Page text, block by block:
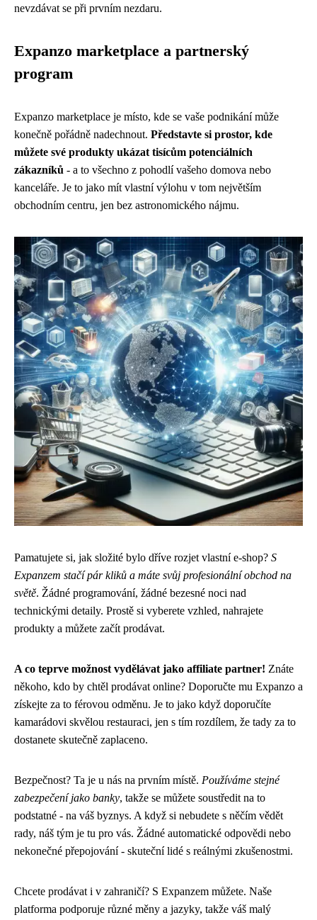
nevzdávat se při prvním nezdaru.
Expanzo marketplace a partnerský
program
Expanzo marketplace je místo, kde se vaše podnikání může
konečně pořádně nadechnout. Představte si prostor, kde
můžete své produkty ukázat tisícům potenciálních
zákazníků - a to všechno z pohodlí vašeho domova nebo
kanceláře. Je to jako mít vlastní výlohu v tom největším
obchodním centru, jen bez astronomického nájmu.
Pamatujete si, jak složité bylo dříve rozjet vlastní e-shop? S
Expanzem stačí pár kliků a máte svůj profesionální obchod na
světě. Žádné programování, žádné bezesné noci nad
technickými detaily. Prostě si vyberete vzhled, nahrajete
produkty a můžete začít prodávat.
A co teprve možnost vydělávat jako affiliate partner! Znáte
někoho, kdo by chtěl prodávat online? Doporučte mu Expanzo a
získejte za to férovou odměnu. Je to jako když doporučíte
kamarádovi skvělou restauraci, jen s tím rozdílem, že tady za to
dostanete skutečně zaplaceno.
Bezpečnost? Ta je u nás na prvním místě. Používáme stejné
zabezpečení jako banky, takže se můžete soustředit na to
podstatné - na váš byznys. A když si nebudete s něčím vědět
rady, náš tým je tu pro vás. Žádné automatické odpovědi nebo
nekonečné přepojování - skuteční lidé s reálnými zkušenostmi.
Chcete prodávat i v zahraničí? S Expanzem můžete. Naše
platforma podporuje různé měny a jazyky, takže váš malý